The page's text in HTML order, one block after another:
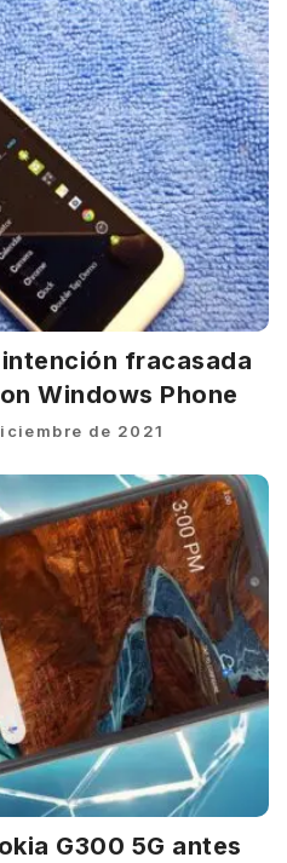
fracasada
Windows Phone
de 2021
G300 5G antes